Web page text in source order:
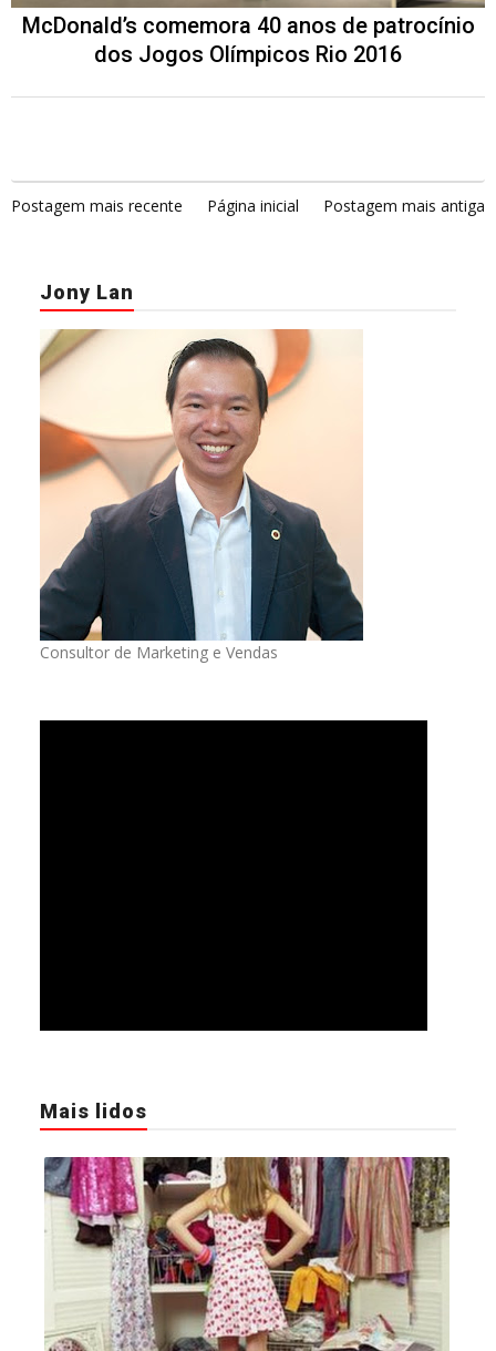
McDonald’s comemora 40 anos de patrocínio
dos Jogos Olímpicos Rio 2016
Postagem mais recente Página inicial Postagem mais antiga
Jony Lan
Consultor de Marketing e Vendas
Mais lidos